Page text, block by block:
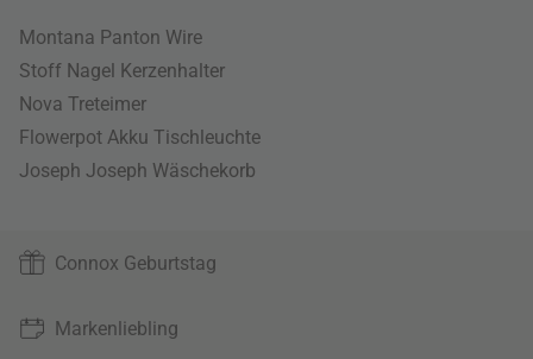
Montana Panton Wire
Stoff Nagel Kerzenhalter
Nova Treteimer
Flowerpot Akku Tischleuchte
Joseph Joseph Wäschekorb
Connox Geburtstag
Markenliebling